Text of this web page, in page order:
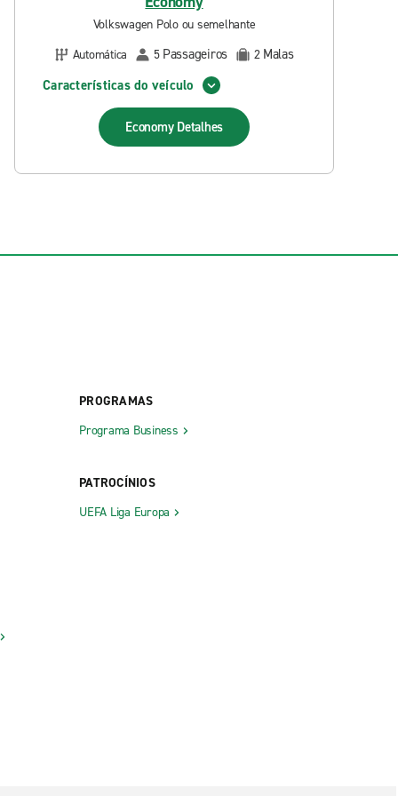
Volkswagen Polo ou semelhante
Automática
5 Passageiros 2 Malas
Características do veículo
Economy Detalhes
PROGRAMAS
Programa Business
PATROCÍNIOS
UEFA Liga Europa